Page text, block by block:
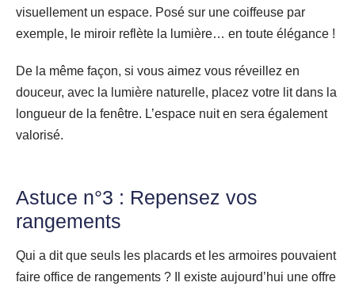
visuellement un espace. Posé sur une coiffeuse par
exemple, le miroir reflète la lumière… en toute élégance !
De la même façon, si vous aimez vous réveillez en
douceur, avec la lumière naturelle, placez votre lit dans la
longueur de la fenêtre. L’espace nuit en sera également
valorisé.
Astuce n°3 : Repensez vos
rangements
Qui a dit que seuls les placards et les armoires pouvaient
faire office de rangements ? Il existe aujourd’hui une offre